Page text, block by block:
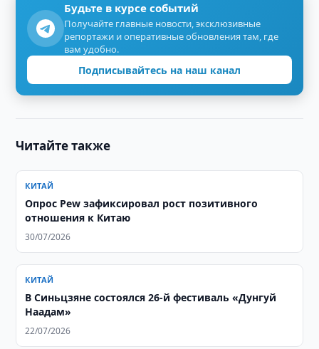
Будьте в курсе событий
Получайте главные новости, эксклюзивные
репортажи и оперативные обновления там, где
вам удобно.
Подписывайтесь на наш канал
Читайте также
КИТАЙ
Опрос Pew зафиксировал рост позитивного
отношения к Китаю
30/07/2026
КИТАЙ
В Синьцзяне состоялся 26-й фестиваль «Дунгуй
Наадам»
22/07/2026